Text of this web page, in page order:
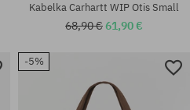
univerzálna veľkosť
Kabelka Carhartt WIP Otis Small
68,90 €61,90 €
-5%